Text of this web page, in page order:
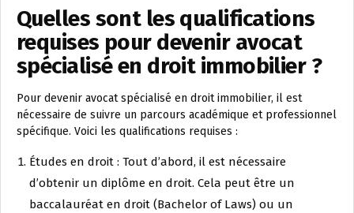
Quelles sont les qualifications
requises pour devenir avocat
spécialisé en droit immobilier ?
Pour devenir avocat spécialisé en droit immobilier, il est
nécessaire de suivre un parcours académique et professionnel
spécifique. Voici les qualifications requises :
Études en droit : Tout d’abord, il est nécessaire
d’obtenir un diplôme en droit. Cela peut être un
baccalauréat en droit (Bachelor of Laws) ou un